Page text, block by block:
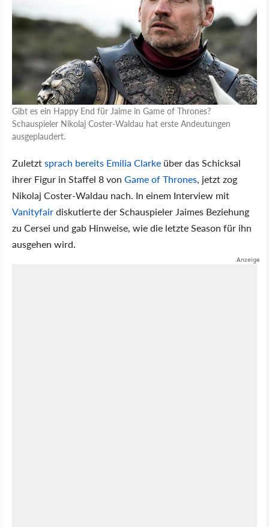
Gibt es ein Happy End für Jaime in Game of Thrones?
Schauspieler Nikolaj Coster-Waldau hat erste Andeutungen
ausgeplaudert.
Zuletztsprach bereits Emilia Clarke über das Schicksal
ihrer Figur in Staffel 8 von Game of Thrones, jetzt zog
Nikolaj Coster-Waldau nach. In einem Interview mit
Vanityfairdiskutierte der Schauspieler Jaimes Beziehung
zu Cersei und gab Hinweise, wie die letzte Season für ihn
ausgehen wird.